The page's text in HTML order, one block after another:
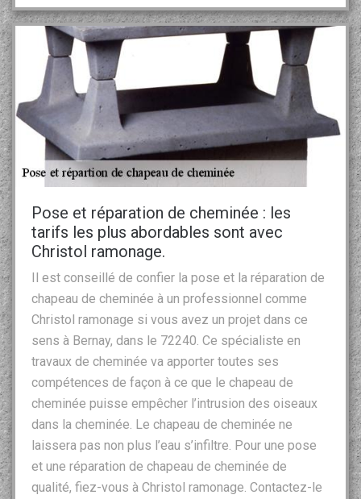
Pose et réparation de cheminée : les
tarifs les plus abordables sont avec
Christol ramonage.
Il est conseillé de confier la pose et la réparation de
chapeau de cheminée à un professionnel comme
Christol ramonage si vous avez un projet dans ce
sens à Bernay, dans le 72240. Ce spécialiste en
travaux de cheminée va apporter toutes ses
compétences de façon à ce que le chapeau de
cheminée puisse empêcher l’intrusion des oiseaux
dans la cheminée. Le chapeau de cheminée ne
laissera pas non plus l’eau s’infiltre. Pour une pose
et une réparation de chapeau de cheminée de
qualité, fiez-vous à Christol ramonage. Contactez-le